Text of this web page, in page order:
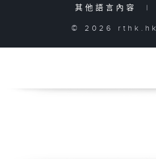
其他語言內容
|
© 2026 rthk.hk